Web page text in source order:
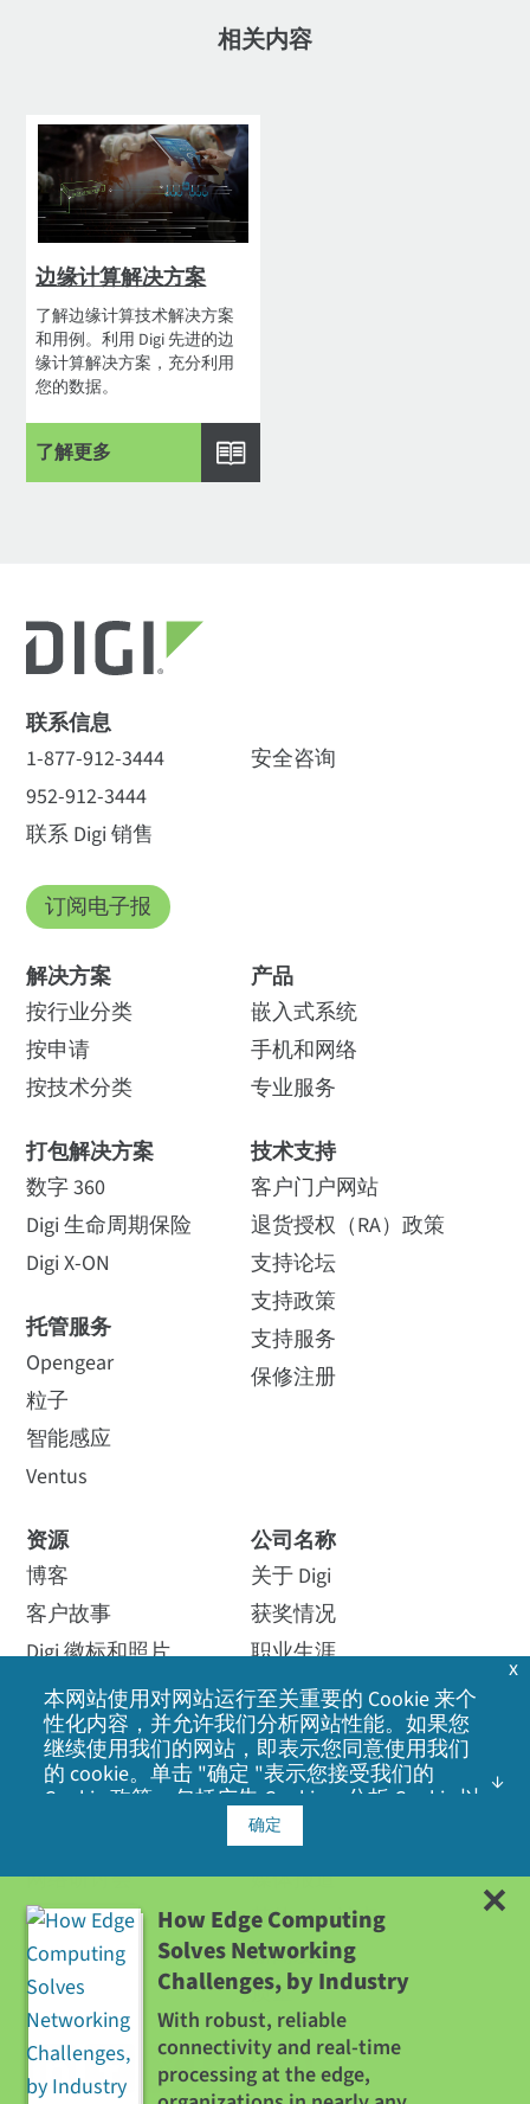
相关内容
边缘计算解决方案
了解边缘计算技术解决方案
和用例。利用 Digi 先进的边
缘计算解决方案，充分利用
您的数据。
了解更多
联系信息
1-877-912-3444
952-912-3444
联系 Digi 销售
安全咨询
订阅电子报
解决方案
按行业分类
按申请
按技术分类
打包解决方案
数字 360
Digi 生命周期保险
Digi X-ON
托管服务
Opengear
粒子
智能感应
Ventus
产品
嵌入式系统
手机和网络
专业服务
技术支持
客户门户网站
退货授权（RA）政策
支持论坛
支持政策
支持服务
保修注册
资源
博客
客户故事
Digi 徽标和照片
活动
如何购买
资源库
网络研讨会
公司名称
关于 Digi
获奖情况
职业生涯
环境
出口政策
投资者关系
领导能力
地点
媒体报道
其他 Digi 站点
新闻发布
质量
How Edge Computing
Solves Networking
Challenges, by Industry
With robust, reliable
connectivity and real-time
processing at the edge,
本网站使用对网站运行至关重要的 Cookie 来个
性化内容，并允许我们分析网站性能。如果您
继续使用我们的网站，即表示您同意使用我们
的 cookie。单击 "确定 "表示您接受我们的
Cookie 政策 ，包括广告 Cookie、分析 Cookie 以
及与社交媒体、广告和分析合作伙伴共享信
确定
x